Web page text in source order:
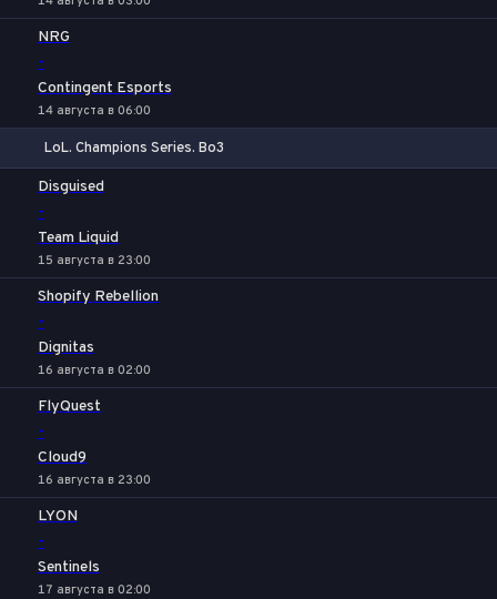
NRG
-
Contingent Esports
14 августа в 06:00
LoL. Champions Series. Bo3
Disguised
-
Team Liquid
15 августа в 23:00
Shopify Rebellion
-
Dignitas
16 августа в 02:00
FlyQuest
-
Cloud9
16 августа в 23:00
LYON
-
Sentinels
17 августа в 02:00